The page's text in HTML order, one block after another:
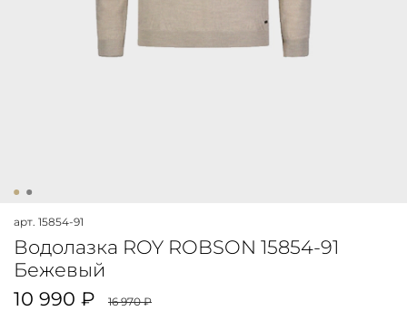
арт. 15854-91
Водолазка ROY ROBSON 15854-91
Бежевый
10 990 ₽
16 970 ₽